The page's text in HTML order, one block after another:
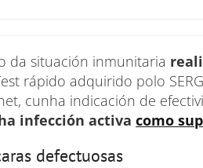
da situación inmunitaria
rápido adquirido polo
cunha indicación de
infección activa como
defectuosas